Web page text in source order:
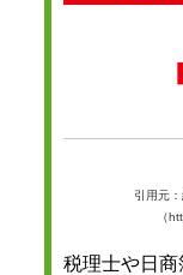
引用元
（
税理士や日